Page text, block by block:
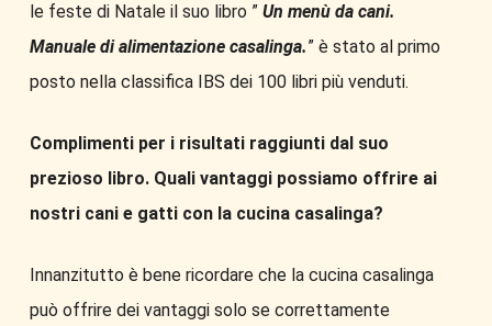
le feste di Natale il suo libro ” Un menù da cani.
Manuale di alimentazione casalinga.” è stato al primo
posto nella classifica IBS dei 100 libri più venduti.
Complimenti per i risultati raggiunti dal suo
prezioso libro. Quali vantaggi possiamo offrire ai
nostri cani e gatti con la cucina casalinga?
Innanzitutto è bene ricordare che la cucina casalinga
può offrire dei vantaggi solo se correttamente